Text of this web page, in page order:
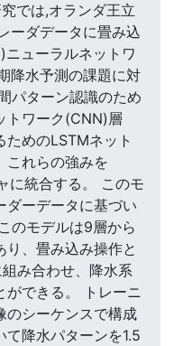
では,オランダ王立
ーダデータに畳み込
ューラルネットワ
降水予測の課題に対
パターン認識のため
トワーク(CNN)層
ためのLSTMネット
これらの強みを
に統合する。 このモ
ダーデータに基づい
のモデルは9層から
り、畳み込み操作と
み合わせ、降水系
ができる。 トレーニ
のシーケンスで構成
て降水パターンを1.5